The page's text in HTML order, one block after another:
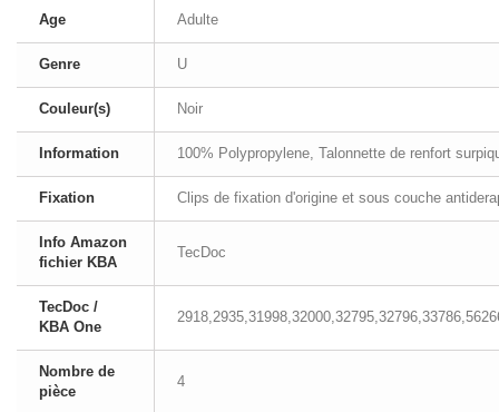
Age Adulte
Genre U
Couleur(s) Noir
Information 100% Polypropylene, Talonnette de renfort
Fixation Clips de fixation d'origine et sous couche
Info Amazon
fichier KBA
TecDoc
TecDoc /
KBA One
Nombre de
pièce
4